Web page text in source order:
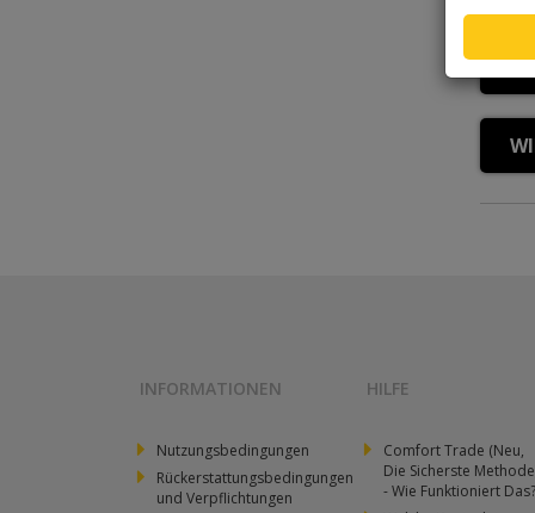
1
Für
Die
INFORMATIONEN
Nutzungsbedingungen
Rückerstattungsbedingungen
und Verpflichtungen
HILFE
Comfort Trade (Neu,
Die Sicherste
- Wie Funktioniert Das?